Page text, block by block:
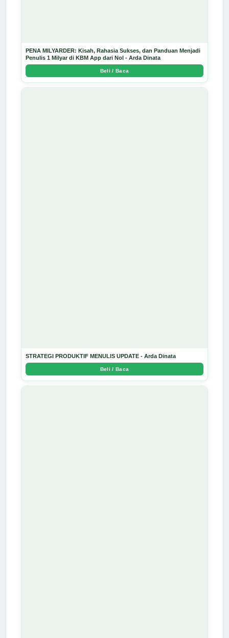
PENA MILYARDER: Kisah, Rahasia Sukses, dan Panduan Menjadi
Penulis 1 Milyar di KBM App dari Nol - Arda Dinata
Beli / Baca
STRATEGI PRODUKTIF MENULIS UPDATE - Arda Dinata
Beli / Baca